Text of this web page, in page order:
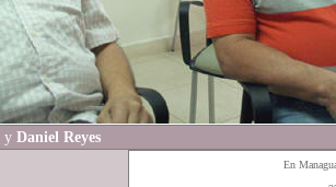
y Daniel Reyes
En